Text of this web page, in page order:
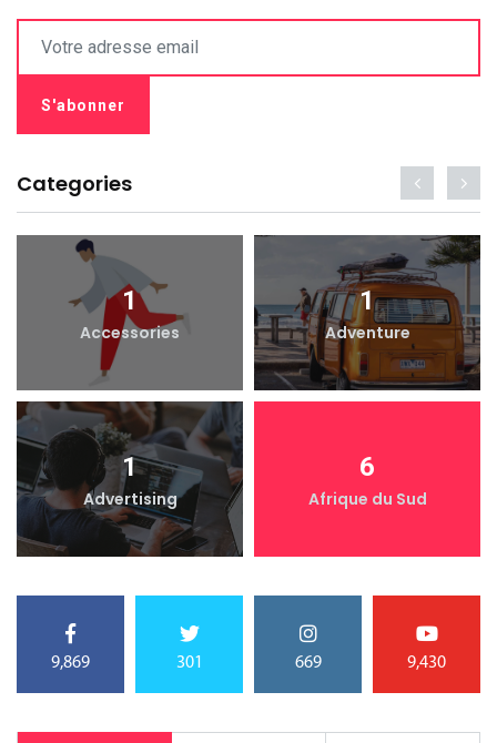
Categories
1
Accessories
1
Adventure
1
Advertising
6
Afrique du Sud
9,869 301 669 9,430